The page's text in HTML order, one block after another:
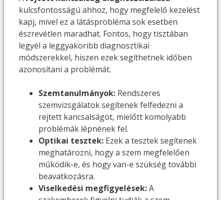
kulcsfontosságú ahhoz, hogy megfelelő kezelést
kapj, mivel ez a látásprobléma sok esetben
észrevétlen maradhat. Fontos, hogy tisztában
legyél a leggyakoribb diagnosztikai
módszerekkel, hiszen ezek segíthetnek időben
azonosítani a problémát.
Szemtanulmányok: Rendszeres
szemvizsgálatok segítenek felfedezni a
rejtett kancsalságot, mielőtt komolyabb
problémák lépnének fel.
Optikai tesztek: Ezek a tesztek segítenek
meghatározni, hogy a szem megfelelően
működik-e, és hogy van-e szükség további
beavatkozásra.
Viselkedési megfigyelések:A